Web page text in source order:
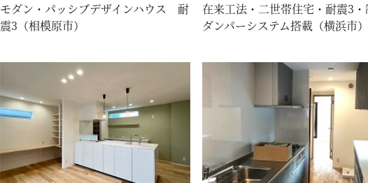
モダン・パッシブデザインハウス 耐
震3（相模原市）
在来工法・二世帯住宅・耐震3・
ダンパーシステム搭載（横浜市）